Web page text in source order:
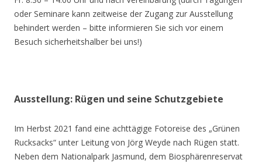
oder Seminare kann zeitweise der Zugang zur Ausstellung
behindert werden – bitte informieren Sie sich vor einem
Besuch sicherheitshalber bei uns!)
Ausstellung: Rügen und seine Schutzgebiete
Im Herbst 2021 fand eine achttägige Fotoreise des „Grünen
Rucksacks“ unter Leitung von Jörg Weyde nach Rügen statt.
Neben dem Nationalpark Jasmund, dem Biosphärenreservat